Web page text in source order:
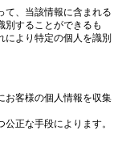
て、当該情報に含まれる
別することができるも
より特定の個人を識別
お客様の個人情報を収集
正な手段によります。